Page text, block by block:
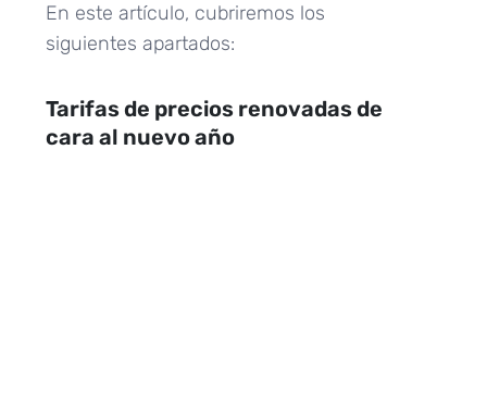
En este artículo, cubriremos los
siguientes apartados:
Tarifas de precios renovadas de
cara al nuevo año